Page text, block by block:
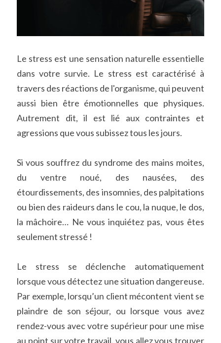
Le stress est une sensation naturelle essentielle
dans votre survie. Le stress est caractérisé à
travers des réactions de l'organisme, qui peuvent
aussi bien être émotionnelles que physiques.
Autrement dit, il est lié aux contraintes et
agressions que vous subissez tous les jours.
Si vous souffrez du syndrome des mains moites,
du ventre noué, des nausées, des
étourdissements, des insomnies, des palpitations
ou bien des raideurs dans le cou, la nuque, le dos,
la mâchoire… Ne vous inquiétez pas, vous êtes
seulement stressé !
Le stress se déclenche automatiquement
lorsque vous détectez une situation dangereuse.
Par exemple, lorsqu’un client mécontent vient se
plaindre de son séjour, ou lorsque vous avez
rendez-vous avec votre supérieur pour une mise
au point sur votre travail, vous allez vous trouver